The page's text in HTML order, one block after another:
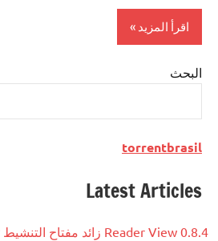
اقرأ المزيد
Security
البحث
torrentbrasil
Latest Articles
Reader View 0.8.4 زائد مفتاح التنشيط تحميل مجاني 2026